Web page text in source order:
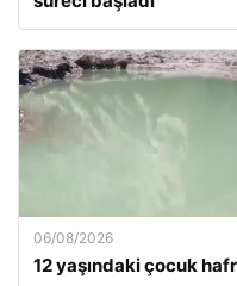
06/08/2026
12 yaşındaki çocuk